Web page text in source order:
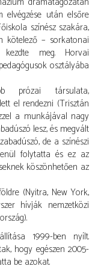
után elsőre
színész szakára,
kötelező – sorkatonai
kezdte meg. Horvai
osztályába
prózai társulata,
el rendezni (Trisztán
a munkájával nagy
lesz, és megvált
de a színészi
folytatta és ez az
köszönhetően az
(Nyitra, New York,
hívják nemzetközi
1999-ben nyílt.
hogy egészen 2005-
be azokat.